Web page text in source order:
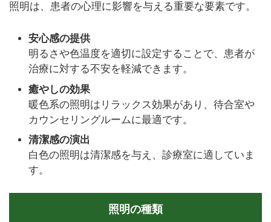
照明は、患者の心理に影響を与える重要な要素です。
安心感の提供
明るさや色温度を適切に設定することで、患者が
治療に対する不安を軽減できます。
癒やしの効果
暖色系の照明はリラックス効果があり、待合室や
カウンセリングルームに最適です。
清潔感の演出
白色の照明は清潔感を与え、診療室に適していま
す。
照明の種類